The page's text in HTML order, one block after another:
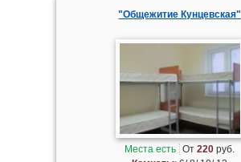
"Общежитие Кунцевская"
Места есть От220 руб.